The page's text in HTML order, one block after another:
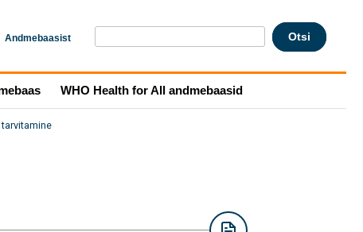
Andmebaasist
WHO Health for All andmebaasid